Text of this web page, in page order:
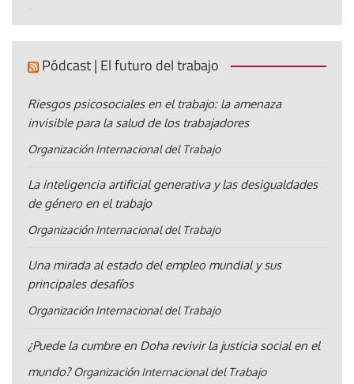
Pódcast | El futuro del trabajo
Riesgos psicosociales en el trabajo: la amenaza
invisible para la salud de los trabajadores
Organización Internacional del Trabajo
La inteligencia artificial generativa y las desigualdades
de género en el trabajo
Organización Internacional del Trabajo
Una mirada al estado del empleo mundial y sus
principales desafíos
Organización Internacional del Trabajo
¿Puede la cumbre en Doha revivir la justicia social en el
mundo? Organización Internacional del Trabajo